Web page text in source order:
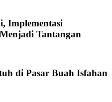
Implementasi
Tantangan
di Pasar Buah Isfahan